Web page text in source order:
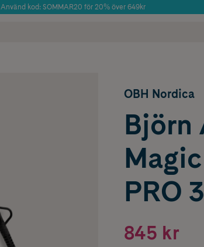
Använd kod: SOMMAR20 för 20% över 649kr
OBH Nordica
Björn
PRO
845 kr